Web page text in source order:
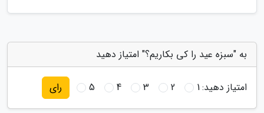
به "سبزه عید را کی بکاریم؟" امتیاز دهید
امتیاز دهید:1
2
3
4
5 رای